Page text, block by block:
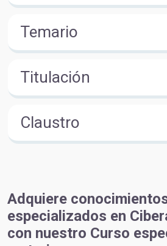
Temario
Titulación
Claustro
Adquiere
especializados en
con nuestro Curso